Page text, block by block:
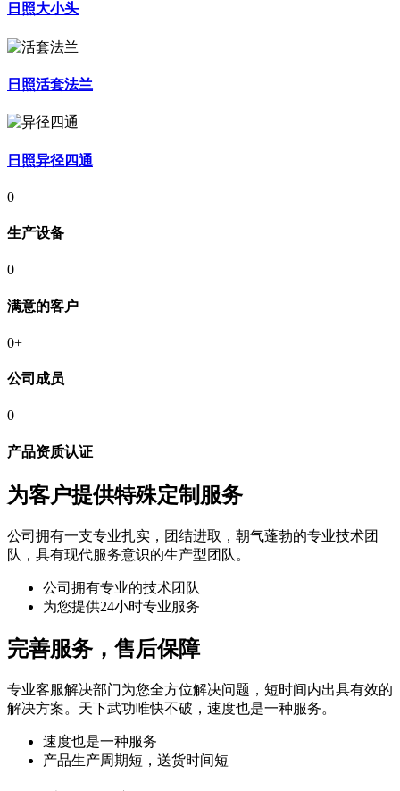
日照大小头
日照活套法兰
日照异径四通
0
生产设备
0
满意的客户
0+
公司成员
0
产品资质认证
为客户提供特殊定制服务
公司拥有一支专业扎实，团结进取，朝气蓬勃的专业技术团
队，具有现代服务意识的生产型团队。
公司拥有专业的技术团队
为您提供24小时专业服务
完善服务，售后保障
专业客服解决部门为您全方位解决问题，短时间内出具有效的
解决方案。天下武功唯快不破，速度也是一种服务。
速度也是一种服务
产品生产周期短，送货时间短